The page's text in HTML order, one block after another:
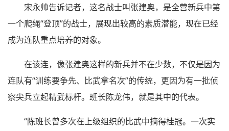
宋永帅告诉记者，这名战士叫张建奥，是全营新兵中第
一个爬绳“登顶”的战士，展现出较高的素质潜能，现在已经
成为连队重点培养的对象。
在该连，像张建奥这样的新兵并不在少数，不仅是因为
连队有“训练要争先、比武拿名次”的传统，更因为有一批侦
察尖兵立起精武标杆。班长陈龙伟，就是其中的代表。
“陈班长曾多次在上级组织的比武中摘得桂冠。一次实